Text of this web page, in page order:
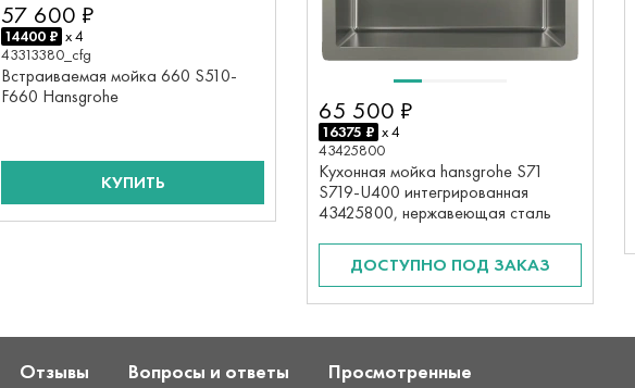
57 600 ₽
14400 ₽ x 4
43313380_cfg
Встраиваемая мойка 660 S510-
F660 Hansgrohe
КУПИТЬ
65 500 ₽
16375 ₽ x 4
43425800
Кухонная мойка hansgrohe S71
S719-U400 интегрированная
43425800, нержавеющая сталь
ДОСТУПНО ПОД ЗАКАЗ
Отзывы Вопросы и ответы Просмотренные